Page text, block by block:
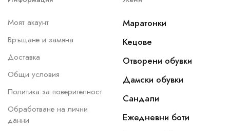
Моят акаунт
Връщане и замяна
Доставка
Общи условия
Политика за поверителност
Обработване на лични
данни
Маратонки
Кецове
Отворени обувки
Дамски обувки
Сандали
Ежедневни боти